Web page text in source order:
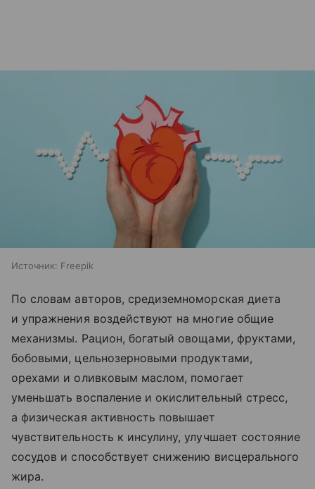
Источник: Freepik
По словам авторов, средиземноморская диета
и упражнения воздействуют на многие общие
механизмы. Рацион, богатый овощами, фруктами,
бобовыми, цельнозерновыми продуктами,
орехами и оливковым маслом, помогает
уменьшать воспаление и окислительный стресс,
а физическая активность повышает
чувствительность к инсулину, улучшает состояние
сосудов и способствует снижению висцерального
жира.